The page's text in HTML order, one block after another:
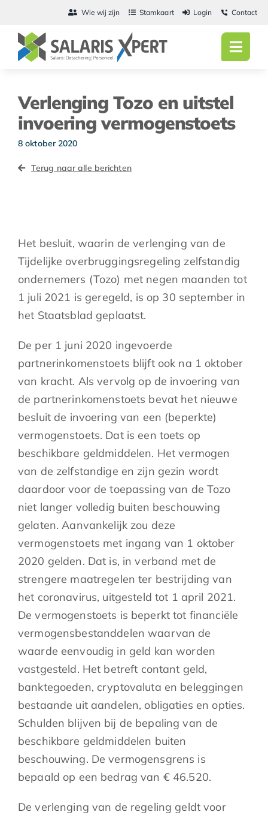
inhoud
Wie wij zijn Stamkaart Login Contact
Actueel
Verlenging Tozo en uitstel
invoering vermogenstoets
8 oktober 2020
Terug naar alle berichten
Het besluit, waarin de verlenging van de
Tijdelijke overbruggingsregeling zelfstandig
ondernemers (Tozo) met negen maanden tot
1 juli 2021 is geregeld, is op 30 september in
het Staatsblad geplaatst.
De per 1 juni 2020 ingevoerde
partnerinkomenstoets blijft ook na 1 oktober
van kracht. Als vervolg op de invoering van
de partnerinkomenstoets bevat het nieuwe
besluit de invoering van een (beperkte)
vermogenstoets. Dat is een toets op
beschikbare geldmiddelen. Het vermogen
van de zelfstandige en zijn gezin wordt
daardoor voor de toepassing van de Tozo
niet langer volledig buiten beschouwing
gelaten. Aanvankelijk zou deze
vermogenstoets met ingang van 1 oktober
2020 gelden. Dat is, in verband met de
strengere maatregelen ter bestrijding van
het coronavirus, uitgesteld tot 1 april 2021.
De vermogenstoets is beperkt tot financiële
vermogensbestanddelen waarvan de
waarde eenvoudig in geld kan worden
vastgesteld. Het betreft contant geld,
banktegoeden, cryptovaluta en beleggingen
bestaande uit aandelen, obligaties en opties.
Schulden blijven bij de bepaling van de
beschikbare geldmiddelen buiten
beschouwing. De vermogensgrens is
bepaald op een bedrag van € 46.520.
De verlenging van de regeling geldt voor